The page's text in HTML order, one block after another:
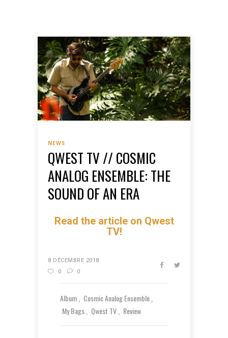
NEWS
QWEST TV // COSMIC
ANALOG ENSEMBLE: THE
SOUND OF AN ERA
Read the article on Qwest
TV!
8 DÉCEMBRE 2018
0
0
Album
Cosmic Analog Ensemble
My Bags
Qwest TV Review